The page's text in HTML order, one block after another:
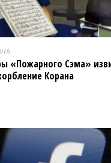
«Пожарного Сэма»
Корана